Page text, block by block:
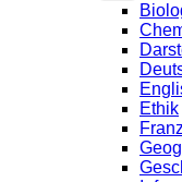
Ethik